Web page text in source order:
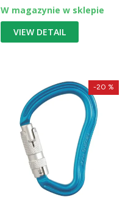
W magazynie w sklepie
VIEW DETAIL
-20 %